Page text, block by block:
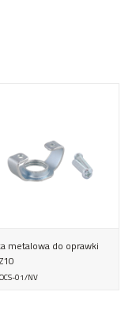
metalowa do oprawki
01/NV